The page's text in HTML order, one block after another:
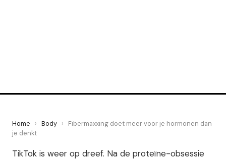
Home › Body ›
Fibermaxxing doet meer voor je hormonen dan
je denkt
TikTok is weer op dreef. Na de proteïne-obsessie